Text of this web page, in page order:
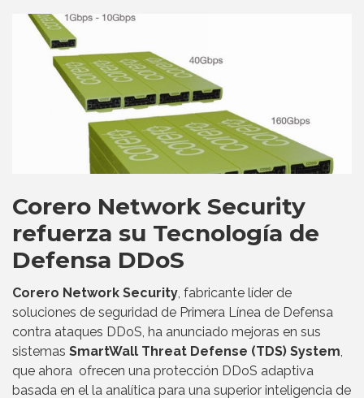
Corero Network Security
refuerza su Tecnología de
Defensa DDoS
Corero Network Security, fabricante líder de
soluciones de seguridad de Primera Línea de Defensa
contra ataques DDoS, ha anunciado mejoras en sus
sistemas SmartWall Threat Defense (TDS) System,
que ahora ofrecen una protección DDoS adaptiva
basada en el la analítica para una superior inteligencia de